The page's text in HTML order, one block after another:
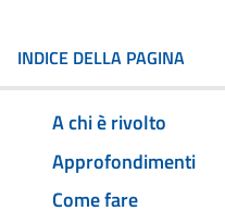
INDICE DELLA PAGINA
A chi è rivolto
Approfondimenti
Come fare